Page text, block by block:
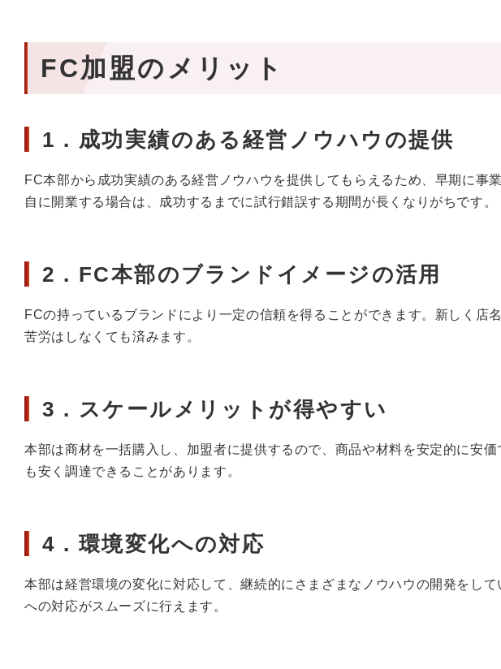
FC加盟のメリット
1．成功実績のある経営ノウハウの提供
FC本部から成功実績のある経営ノウハウを提供してもらえるため、早期に事
自に開業する場合は、成功するまでに試行錯誤する期間が長くなりがちです。
2．FC本部のブランドイメージの活用
FCの持っているブランドにより一定の信頼を得ることができます。新しく店
苦労はしなくても済みます。
3．スケールメリットが得やすい
本部は商材を一括購入し、加盟者に提供するので、商品や材料を安定的に安
も安く調達できることがあります。
4．環境変化への対応
本部は経営環境の変化に対応して、継続的にさまざまなノウハウの開発をし
への対応がスムーズに行えます。